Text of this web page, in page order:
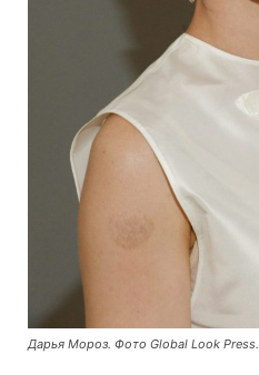
Дарья Мороз. Фото Global Look Press.